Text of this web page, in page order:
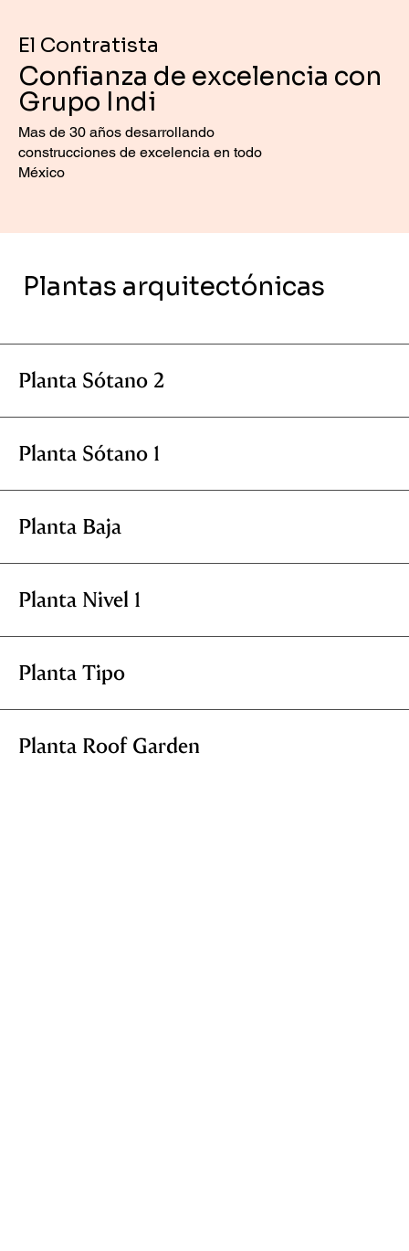
El Contratista
Confianza de excelencia con
Grupo Indi
Mas de 30 años desarrollando
construcciones de excelencia en todo
México
Plantas arquitectónicas
Planta Sótano 2
Planta Sótano 1
Planta Baja
Planta Nivel 1
Planta Tipo
Planta Roof Garden